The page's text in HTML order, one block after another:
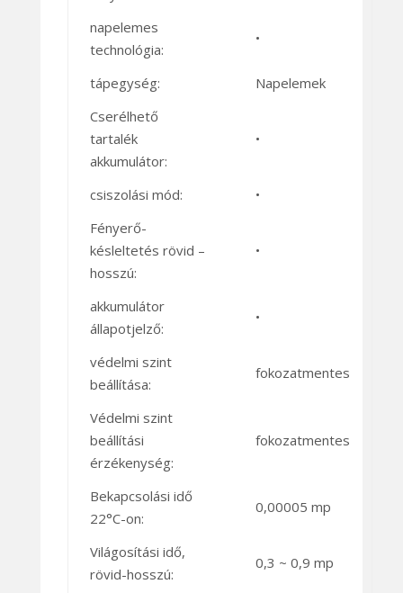
napelemes
technológia:
•
tápegység:
Napelemek
Cserélhető
tartalék
akkumulátor:
•
csiszolási mód:
•
Fényerő-
késleltetés rövid –
hosszú:
•
akkumulátor
állapotjelző:
•
védelmi szint
beállítása:
fokozatmentes
Védelmi szint
beállítási
érzékenység:
fokozatmentes
Bekapcsolási idő
22°C-on:
0,00005 mp
Világosítási idő,
rövid-hosszú:
0,3 ~ 0,9 mp